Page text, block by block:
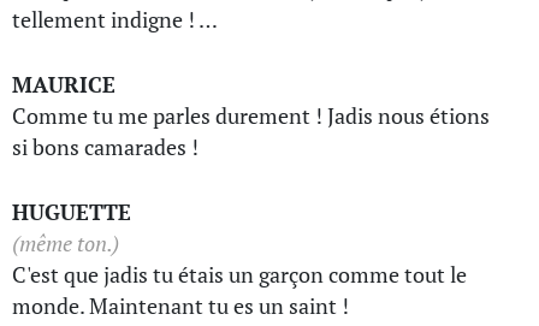
tellement indigne ! …
MAURICE
Comme tu me parles durement ! Jadis nous étions
si bons camarades !
HUGUETTE
(même ton.)
C'est que jadis tu étais un garçon comme tout le
monde. Maintenant tu es un saint !